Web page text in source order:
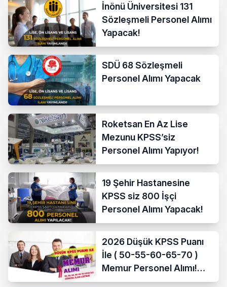
İnönü Üniversitesi 131
Sözleşmeli Personel Alımı
Yapacak!
SDÜ 68 Sözleşmeli
Personel Alımı Yapacak
Roketsan En Az Lise
Mezunu KPSS’siz
Personel Alımı Yapıyor!
19 Şehir Hastanesine
KPSS siz 800 İşçi
Personel Alımı Yapacak!
2026 Düşük KPSS Puanı
İle ( 50-55-60-65-70 )
Memur Personel Alımı!
Lise, Ön Lisans ve Lisans